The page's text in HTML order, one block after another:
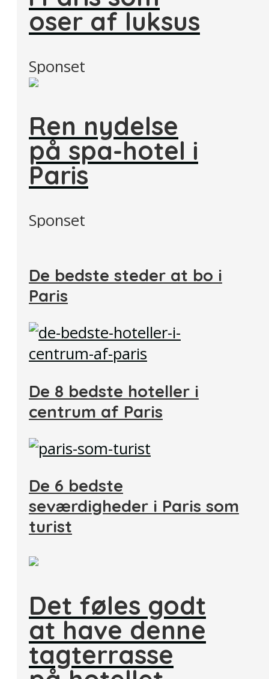
oser af luksus
Sponset
Ren nydelse
på spa-hotel i
Paris
Sponset
De bedste steder at bo i
Paris
De 8 bedste hoteller i
centrum af Paris
De 6 bedste
seværdigheder i Paris som
turist
Det føles godt
at have denne
tagterrasse